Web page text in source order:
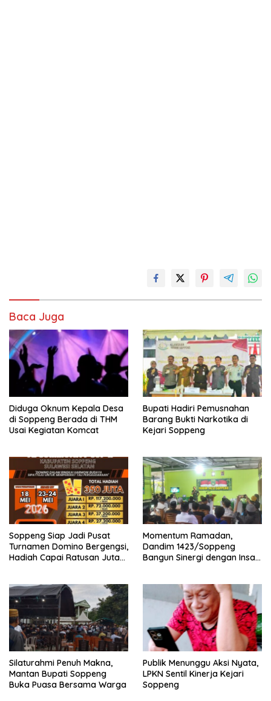
Baca Juga
Diduga Oknum Kepala Desa
di Soppeng Berada di THM
Usai Kegiatan Komcat
Bupati Hadiri Pemusnahan
Barang Bukti Narkotika di
Kejari Soppeng
Soppeng Siap Jadi Pusat
Turnamen Domino Bergengsi,
Hadiah Capai Ratusan Juta
Momentum Ramadan,
Dandim 1423/Soppeng
Bangun Sinergi dengan Insan
Silaturahmi Penuh Makna,
Mantan Bupati Soppeng
Buka Puasa Bersama Warga
Publik Menunggu Aksi Nyata,
LPKN Sentil Kinerja Kejari
Soppeng